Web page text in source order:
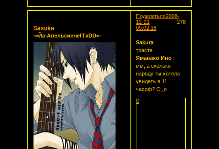
Поделиться
278
2008-
12-21
09:02:16
Sasuke
-=Йа-АпельсинчеГГxDD=-
Sakura
трасте
Яманако Ино
мм, а сколько
народу ты хотела
увидеть в 11
часоф? О_о
0